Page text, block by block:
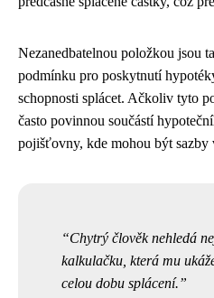
Nezanedbatelnou položkou jsou
podmínku pro poskytnutí
schopnosti splácet. Ačkoliv tyto
často povinnou součástí
pojišťovny, kde mohou být sazby
Chytrý člověk nehledá
kalkulačku, která mu
celou dobu splácení.